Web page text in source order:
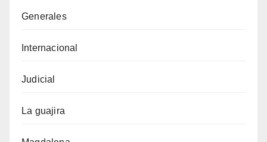
Generales
Internacional
Judicial
La guajira